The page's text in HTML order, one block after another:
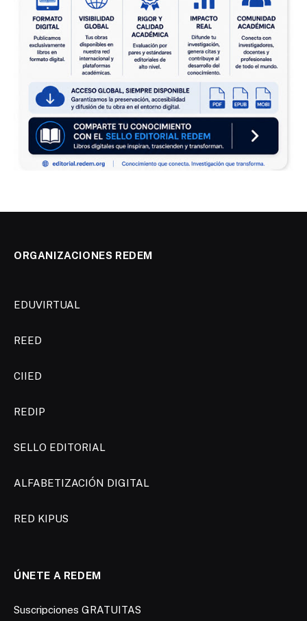
ORGANIZACIONES REDEM
EDUVIRTUAL
REED
CIIED
REDIP
SELLO EDITORIAL
ALFABETIZACIÓN DIGITAL
RED KIPUS
ÚNETE A REDEM
Suscripciones GRATUITAS